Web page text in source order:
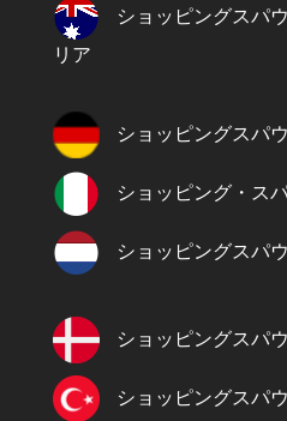
ショッピングスパ
リア
ショッピングスパ
ショッピング・ス
ショッピングスパ
ショッピングスパ
ショッピングスパ